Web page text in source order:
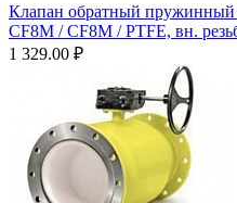
Клапан обратный пружинный
CF8M / CF8M / PTFE, вн.
1 329.00 ₽